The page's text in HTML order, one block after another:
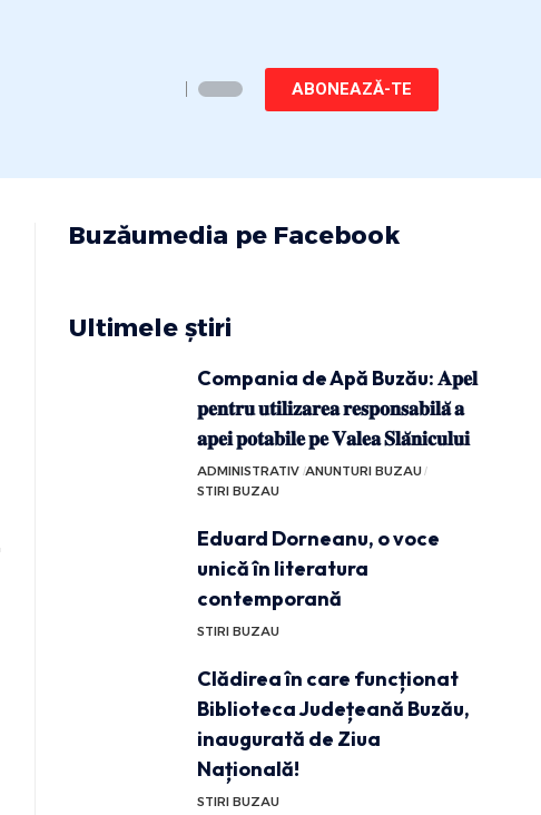
ABONEAZĂ-TE
Buzăumedia pe Facebook
Ultimele știri
Compania de Apă Buzău: 𝐀𝐩𝐞𝐥
𝐩𝐞𝐧𝐭𝐫𝐮 𝐮𝐭𝐢𝐥𝐢𝐳𝐚𝐫𝐞𝐚 𝐫𝐞𝐬𝐩𝐨𝐧𝐬𝐚𝐛𝐢𝐥𝐚̆ 𝐚
𝐚𝐩𝐞𝐢 𝐩𝐨𝐭𝐚𝐛𝐢𝐥𝐞 𝐩𝐞 𝐕𝐚𝐥𝐞𝐚 𝐒𝐥𝐚̆𝐧𝐢𝐜𝐮𝐥𝐮𝐢
ADMINISTRATIV ANUNTURI BUZAU
STIRI BUZAU
Eduard Dorneanu, o voce
unică în literatura
contemporană
STIRI BUZAU
Clădirea în care funcționat
Biblioteca Județeană Buzău,
inaugurată de Ziua
Națională!
STIRI BUZAU